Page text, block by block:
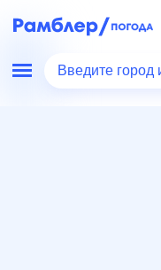
Введите город